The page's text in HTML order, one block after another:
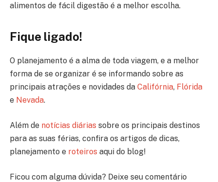
alimentos de fácil digestão é a melhor escolha.
Fique ligado!
O planejamento é a alma de toda viagem, e a melhor
forma de se organizar é se informando sobre as
principais atrações e novidades da Califórnia, Flórida
e Nevada.
Além de notícias diárias sobre os principais destinos
para as suas férias, confira os artigos de dicas,
planejamento e roteiros aqui do blog!
Ficou com alguma dúvida? Deixe seu comentário